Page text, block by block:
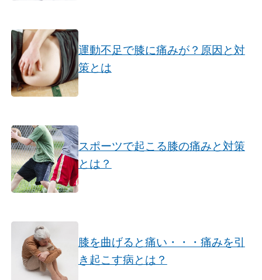
運動不足で膝に痛みが？原因と対
策とは
スポーツで起こる膝の痛みと対策
とは？
膝を曲げると痛い・・・痛みを引
き起こす病とは？